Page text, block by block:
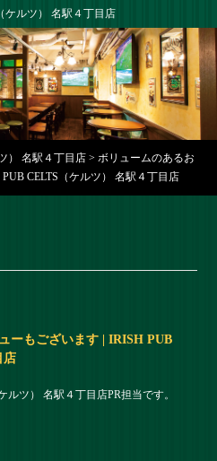
ケルツ） 名駅４丁目店
） 名駅４丁目店 >ボリュームのあるお
CELTS（ケルツ） 名駅４丁目店
ーもございます | IRISH PUB
店
ルツ） 名駅４丁目店PR担当です。